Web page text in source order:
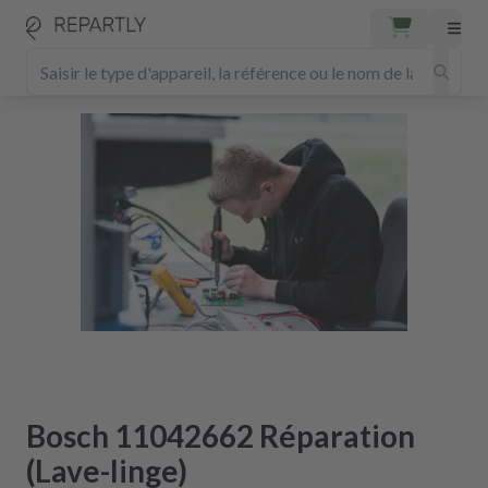
Bosch 11042662 Réparation
(Lave-linge)